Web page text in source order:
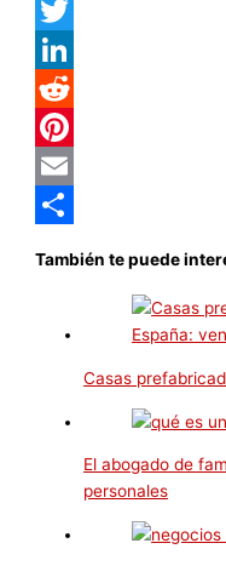
Facebook
Twitter
LinkedIn
Reddit
Pinterest
Email
También te puede
Casas
El abogado de
personales